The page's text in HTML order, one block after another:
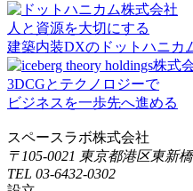
人と資源を大切にする
建築内装DXのドットハニカ
3DCGとテクノロジーで
ビジネスを一歩先へ進める
スペースラボ株式会社
〒105-0021 東京都港区東新
TEL 03-6432-0302